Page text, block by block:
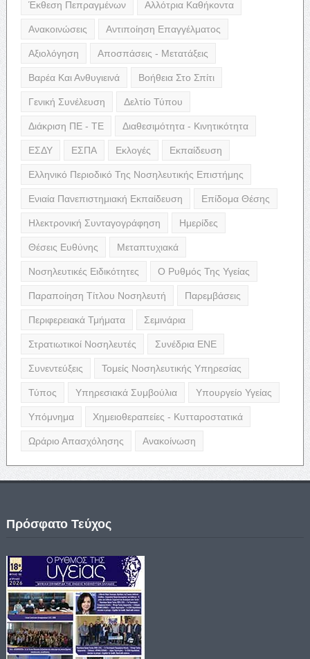
Έκθεση Πεπραγμένων Αλλότρια Καθήκοντα
Ανακοινώσεις Αντιποίηση Επαγγέλματος
Αξιολόγηση Αποσπάσεις - Μετατάξεις
Βαρέα Και Ανθυγιεινά Βοήθεια Στο Σπίτι
Γενική Συνέλευση Δελτίο Τύπου
Διάκριση ΠΕ - ΤΕ Διαθεσιμότητα - Κινητικότητα
ΕΣΔΥ ΕΣΠΑ Εκλογές Εκπαίδευση
Ελληνικό Περιοδικό Της Νοσηλευτικής Επιστήμης
Ενιαία Πανεπιστημιακή Εκπαίδευση Επίδομα Θέσης
Ηλεκτρονική Συνταγογράφηση Ημερίδες
Θέσεις Ευθύνης Μεταπτυχιακά
Νοσηλευτικές Ειδικότητες Ο Ρυθμός Της Υγείας
Παραποίηση Τίτλου Νοσηλευτή Παρεμβάσεις
Περιφερειακά Τμήματα Σεμινάρια
Στρατιωτικοί Νοσηλευτές Συνέδρια ΕΝΕ
Συνεντεύξεις Τομείς Νοσηλευτικής Υπηρεσίας
Τύπος Υπηρεσιακά Συμβούλια Υπουργείο Υγείας
Υπόμνημα Χημειοθεραπείες - Κυτταροστατικά
Ωράριο Απασχόλησης Ανακοίνωση
Πρόσφατο Τεύχος